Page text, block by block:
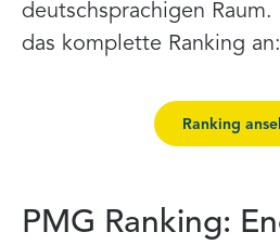
deutschsprachigen Raum.
das komplette Ranking an:
Ranking
PMG Ranking: